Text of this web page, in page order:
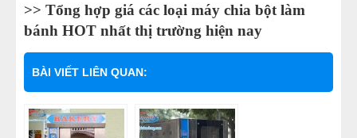
>> Tổng hợp giá các loại máy chia bột làm
bánh HOT nhất thị trường hiện nay
BÀI VIẾT LIÊN QUAN: